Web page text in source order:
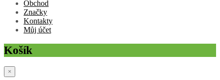
Obchod
Značky
Kontakty
Můj účet
Košík
×